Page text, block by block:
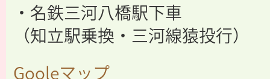
・名鉄三河八橋駅下車
（知立駅乗換・三河線猿投行）
Gooleマップ